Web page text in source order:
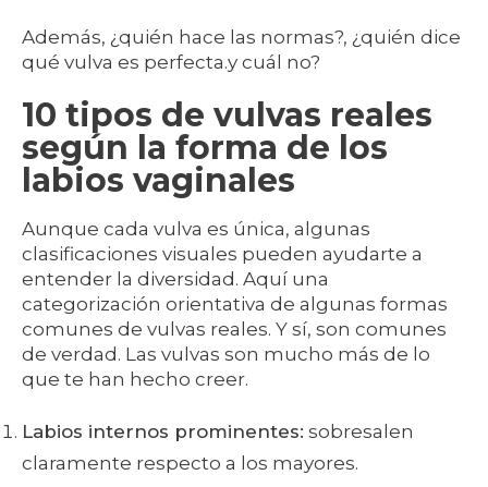
Además, ¿quién hace las normas?, ¿quién dice
qué vulva es perfecta.y cuál no?
10 tipos de vulvas reales
según la forma de los
labios vaginales
Aunque cada vulva es única, algunas
clasificaciones visuales pueden ayudarte a
entender la diversidad. Aquí una
categorización orientativa de algunas formas
comunes de vulvas reales. Y sí, son comunes
de verdad. Las vulvas son mucho más de lo
que te han hecho creer.
Labios internos prominentes: sobresalen
claramente respecto a los mayores.